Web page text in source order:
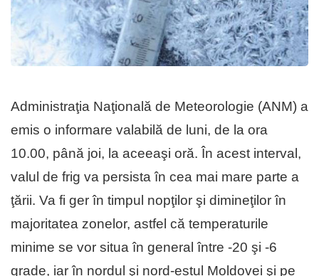
Administraţia Naţională de Meteorologie (ANM) a
emis o informare valabilă de luni, de la ora
10.00, până joi, la aceeaşi oră. În acest interval,
valul de frig va persista în cea mai mare parte a
ţării. Va fi ger în timpul nopţilor şi dimineţilor în
majoritatea zonelor, astfel că temperaturile
minime se vor situa în general între -20 şi -6
grade, iar în nordul şi nord-estul Moldovei şi pe